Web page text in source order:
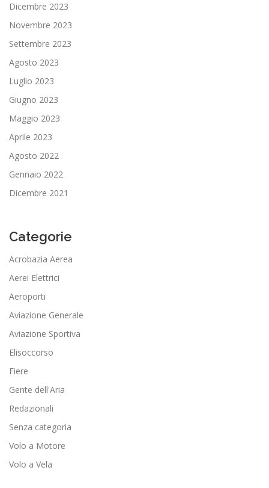
Dicembre 2023
Novembre 2023
Settembre 2023
Agosto 2023
Luglio 2023
Giugno 2023
Maggio 2023
Aprile 2023
Agosto 2022
Gennaio 2022
Dicembre 2021
Categorie
Acrobazia Aerea
Aerei Elettrici
Aeroporti
Aviazione Generale
Aviazione Sportiva
Elisoccorso
Fiere
Gente dell'Aria
Redazionali
Senza categoria
Volo a Motore
Volo a Vela